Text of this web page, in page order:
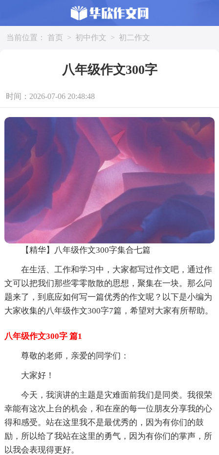
当前位置： 首页 > 初中作文 > 初二作文
八年级作文300字
时间：2026-07-06 20:48:48
【精华】八年级作文300字集合七篇
在生活、工作和学习中，大家都写过作文吧，通过作
文可以把我们那些零零散散的思想，聚集在一块。那么问
题来了，到底应如何写一篇优秀的作文呢？以下是小编为
大家收集的八年级作文300字7篇，希望对大家有所帮助。
八年级作文300字 篇1
尊敬的老师，亲爱的同学们：
大家好！
今天，我演讲的主题是灾难面前我们是同类。我很荣
幸能有这次上台的机会，和在座的每一位朋友分享我的心
得和感受。站在这里我不是最优秀的，因为有你们的鼓
励，所以给了我站在这里的勇气，因为有你们的掌声，所
以我会表现得更好。